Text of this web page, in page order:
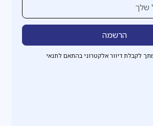
לקבלת דיוור אלקטרוני בהתאם לתנאי